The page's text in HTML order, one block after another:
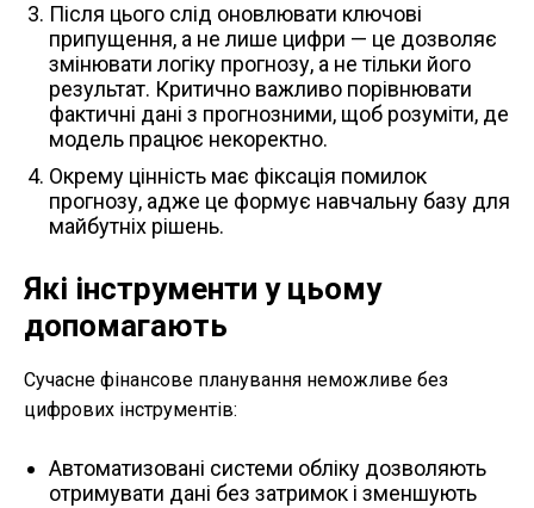
Після цього слід оновлювати ключові
припущення, а не лише цифри — це дозволяє
змінювати логіку прогнозу, а не тільки його
результат. Критично важливо порівнювати
фактичні дані з прогнозними, щоб розуміти, де
модель працює некоректно.
Окрему цінність має фіксація помилок
прогнозу, адже це формує навчальну базу для
майбутніх рішень.
Які інструменти у цьому
допомагають
Сучасне фінансове планування неможливе без
цифрових інструментів:
Автоматизовані системи обліку дозволяють
отримувати дані без затримок і зменшують